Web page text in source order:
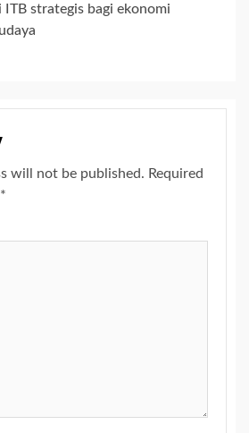
ITB strategis bagi ekonomi
will not be published. Required
*